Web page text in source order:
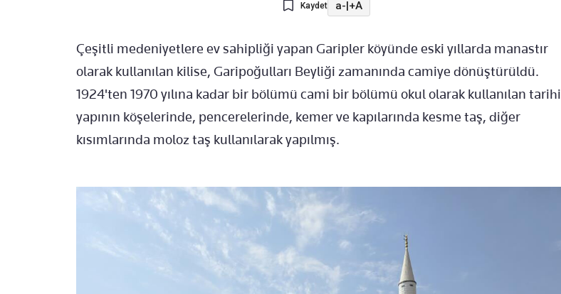
Kaydet a-|+A
Çeşitli medeniyetlere ev sahipliği yapan Garipler köyünde eski yıllarda manastır
olarak kullanılan kilise, Garipoğulları Beyliği zamanında camiye dönüştürüldü.
1924'ten 1970 yılına kadar bir bölümü cami bir bölümü okul olarak kullanılan tarihi
yapının köşelerinde, pencerelerinde, kemer ve kapılarında kesme taş, diğer
kısımlarında moloz taş kullanılarak yapılmış.